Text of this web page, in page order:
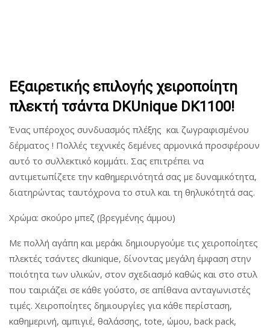
Εξαιρετικής επιλογής χειροποίητη
πλεκτή τσάντα DKUnique DK1100!
Ένας υπέροχος συνδυασμός πλέξης και ζωγραφισμένου
δέρματος ! Πολλές τεχνικές δεμένες αρμονικά προσφέρουν
αυτό το συλλεκτικό κομμάτι. Σας επιτρέπει να
αντιμετωπίζετε την καθημερινότητά σας με δυναμικότητα,
διατηρώντας ταυτόχρονα το στυλ και τη θηλυκότητά σας.
Χρώμα: σκούρο μπεζ (βρεγμένης άμμου)
Με πολλή αγάπη και μεράκι δημιουργούμε τις χειροποίητες
πλεκτές τσάντες dkunique, δίνοντας μεγάλη έμφαση στην
ποιότητα των υλικών, στον σχεδιασμό καθώς και στο στυλ
που ταιριάζει σε κάθε γούστο, σε απίθανα ανταγωνιστές
τιμές. Χειροποίητες δημιουργίες για κάθε περίσταση,
καθημερινή, αμπιγιέ, θαλάσσης, tote, ώμου, back pack,